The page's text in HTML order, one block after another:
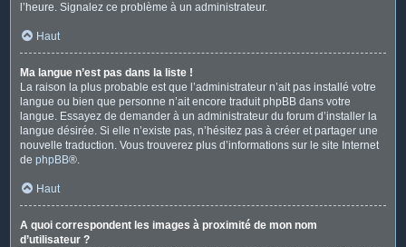
l’heure. Signalez ce problème à un administrateur.
Haut
Ma langue n’est pas dans la liste !
La raison la plus probable est que l’administrateur n’ait pas installé votre
langue ou bien que personne n’ait encore traduit phpBB dans votre
langue. Essayez de demander à un administrateur du forum d’installer la
langue désirée. Si elle n’existe pas, n’hésitez pas à créer et partager une
nouvelle traduction. Vous trouverez plus d’informations sur le site Internet
de phpBB®.
Haut
A quoi correspondent les images à proximité de mon nom
d’utilisateur ?